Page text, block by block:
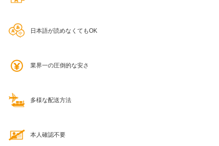
日本語が読めなくてもOK
業界一の圧倒的な安さ
多様な配送方法
本人確認不要